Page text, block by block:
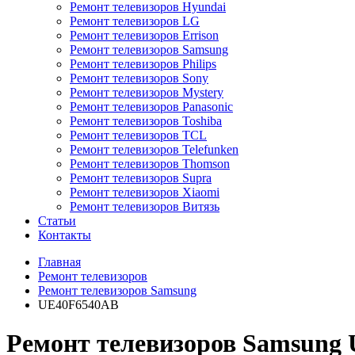
Ремонт телевизоров Hyundai
Ремонт телевизоров LG
Ремонт телевизоров Errison
Ремонт телевизоров Samsung
Ремонт телевизоров Philips
Ремонт телевизоров Sony
Ремонт телевизоров Mystery
Ремонт телевизоров Panasonic
Ремонт телевизоров Toshiba
Ремонт телевизоров TCL
Ремонт телевизоров Telefunken
Ремонт телевизоров Thomson
Ремонт телевизоров Supra
Ремонт телевизоров Xiaomi
Ремонт телевизоров Витязь
Статьи
Контакты
Главная
Ремонт телевизоров
Ремонт телевизоров Samsung
UE40F6540AB
Ремонт телевизоров Samsung